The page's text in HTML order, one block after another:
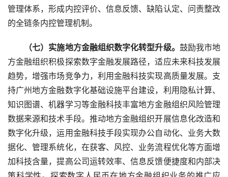
管理体系，形成内控评价、信息反馈、缺陷认定、问责整改
的全链条内控管理机制。
（七）实施地方金融组织数字化转型升级。 鼓励我市地
方金融组织积极探索数字金融发展路径，适应未来科技发展
趋势，增强市场竞争力，利用金融科技实现高质量发展。支
持广州地方金融数字化基础设施平台建设，利用隐私计算、
知识图谱、机器学习等金融科技丰富地方金融组织风险管理
数据来源和技术手段。推动地方金融组织开展信息化改造和
数字化升级，运用金融科技手段实现办公自动化、业务大数
据化、管理系统化，在获客、风控、业务流程优化等方面增
加科技含量，提高公司运转效率、信息反馈便捷度和内部决